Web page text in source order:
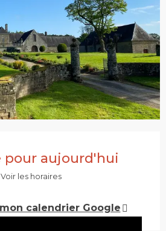
pour aujourd'hui
Voir les horaires
calendrier Google